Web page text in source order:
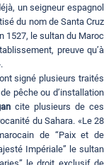
un seigneur espagnol
du nom de Santa Cruz
1527, le sultan du Maroc
preuve qu’à
signé plusieurs traités
pêche ou d’installation
cite plusieurs de ces
du Sahara. «Le 28
de “Paix et de
Impériale” le sultan